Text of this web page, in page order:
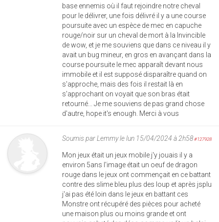
base ennemis où il faut rejoindre notre cheval
pour le délivrer, une fois délivré il y a une course
poursuite avec un espèce de mec en capuche
rouge/noir sur un cheval de mort à la Invincible
de wow, et je me souviens que dans ce niveau il y
avait un bug mineur, en gros en avançant dans la
course poursuite le mec apparaît devant nous
immobile et il est supposé disparaître quand on
s'approche, mais des fois il restait là en
s'approchant on voyait que son bras était
retourné... Je me souviens de pas grand chose
d'autre, hope it's enough. Merci à vous
Soumis parLemmyle lun 15/04/2024 à 2h58#127928
Mon jeux était un jeux mobile j'y jouais il y a
environ 5ans l'image était un oeuf de dragon
rouge dans le jeux ont commençait en ce battant
contre des slime bleu plus des loup et après jsplu
j'ai pas été loin dans le jeux en battant ces
Monstre ont récupéré des pièces pour acheté
une maison plus ou moins grande et ont